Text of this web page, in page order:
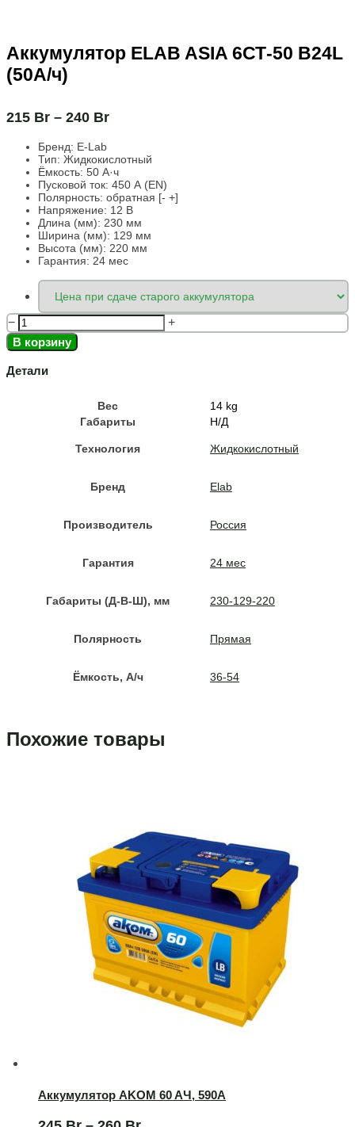
Аккумулятор ELAB ASIA 6СТ-50 B24L
(50А/ч)
215 Br – 240 Br
Бренд: E-Lab
Тип: Жидкокислотный
Ёмкость: 50 А·ч
Пусковой ток: 450 А (EN)
Полярность: обратная [- +]
Напряжение: 12 В
Длина (мм): 230 мм
Ширина (мм): 129 мм
Высота (мм): 220 мм
Гарантия: 24 мес
−
+
В корзину
Детали
Вес
14 kg
Габариты
Н/Д
Технология Жидкокислотный
Бренд Elab
Производитель Россия
Гарантия 24 мес
Габариты (Д-В-Ш), мм 230-129-220
Полярность Прямая
Ёмкость, A/ч 36-54
Похожие товары
Аккумулятор AKOM 60 AЧ, 590А